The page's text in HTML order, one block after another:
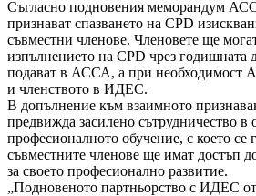
Съгласно подновения меморандум
признават спазването на CPD
съвместни членове. Членовете ще
изпълнението на CPD чрез годишната
подават в АССА, а при необходимост
и членството в ИДЕС.
В допълнение към взаимното
предвижда засилено сътрудничество в
професионалното обучение, с което се
съвместните членове ще имат достъп
за своето професионално развитие.
„Подновеното партньорство с ИДЕС